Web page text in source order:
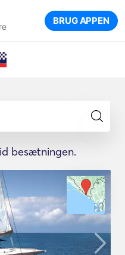
BRUG APPEN
besætningen.